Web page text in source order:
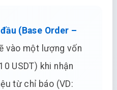
(Base Order –
vào một lượng vốn
USDT) khi nhận
từ chỉ báo (VD: